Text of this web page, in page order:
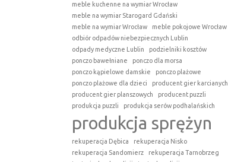
meble kuchenne na wymiar Wrocław
meble na wymiar Starogard Gdański
meble na wymiar Wrocław
meble pokojowe Wrocław
odbiór odpadów niebezpiecznych Lublin
odpady medyczne Lublin
podzielniki kosztów
ponczo bawełniane
ponczo dla morsa
ponczo kąpielowe damskie
ponczo plażowe
ponczo plażowe dla dzieci
producent gier karcianych
producent gier planszowych
producent puzzli
produkcja puzzli
produkcja serów podhalańskich
produkcja sprężyn
rekuperacja Dębica
rekuperacja Nisko
rekuperacja Sandomierz
rekuperacja Tarnobrzeg